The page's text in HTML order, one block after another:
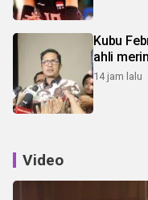
Kubu
ahli
14 jam lalu
Video